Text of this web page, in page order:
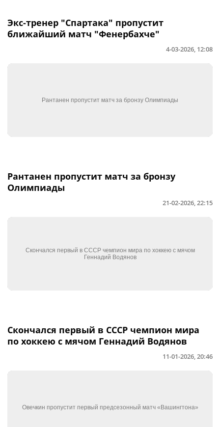
Экс-тренер "Спартака" пропустит
ближайший матч "Фенербахче"
4-03-2026, 12:08
Рантанен пропустит матч за бронзу
Олимпиады
21-02-2026, 22:15
Скончался первый в СССР чемпион мира
по хоккею с мячом Геннадий Водянов
11-01-2026, 20:46